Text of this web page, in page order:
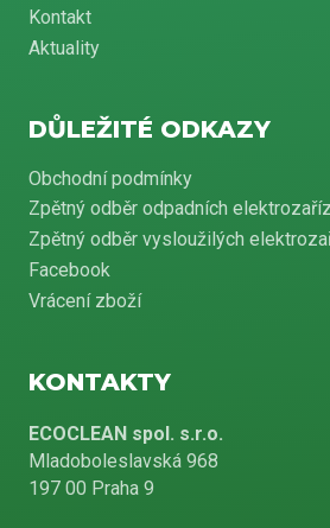
Kontakt
Aktuality
DŮLEŽITÉ ODKAZY
Obchodní podmínky
Zpětný odběr odpadních
Zpětný odběr vysloužilých
Facebook
Vrácení zboží
KONTAKTY
ECOCLEAN spol. s.r.o.
Mladoboleslavská 968
197 00 Praha 9